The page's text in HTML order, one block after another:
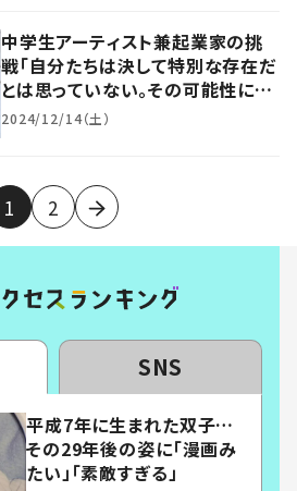
中学生アーティスト兼起業家の挑
戦「自分たちは決して特別な存在だ
とは思っていない。その可能性に本
人が気付いていないだけ」その活動
2024/12/14（土）
1 2
SNS
平成7年に生まれた双子…
その29年後の姿に「漫画み
たい」「素敵すぎる」